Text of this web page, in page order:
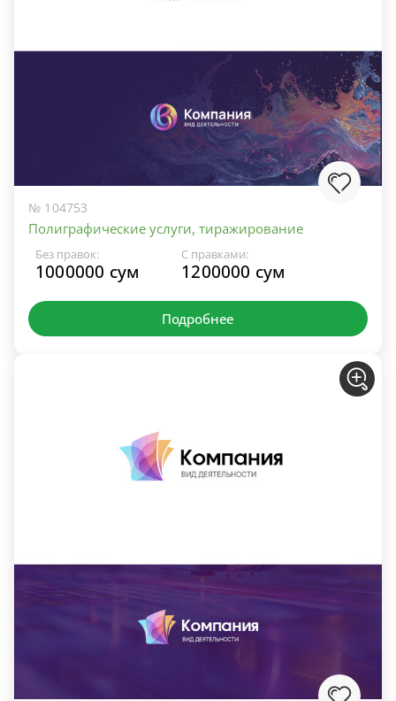
№ 104753
Полиграфические услуги, тиражирование
Без правок:
1000000 сум
С правками:
1200000 сум
Подробнее